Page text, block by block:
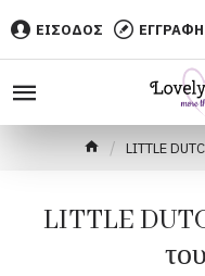
ΕΙΣΟΔΟΣ ΕΓΓΡΑΦΗ
LITTLE
LITTLE